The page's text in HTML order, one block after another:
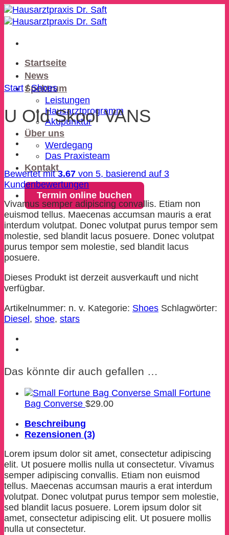
Zum
Inhalt
Startseite
News
Spektrum
Leistungen
Hausarztprogramm
Akupunktur
Über uns
Werdegang
Das Praxisteam
Kontakt
Termin online buchen
Start / Shoes
U Old Skool VANS
Bewertet mit3.67 von 5, basierend auf 3
Kundenbewertungen
Vivamus semper adipiscing convallis. Etiam non
euismod tellus. Maecenas accumsan mauris a erat
interdum volutpat. Donec volutpat purus tempor sem
molestie, sed blandit lacus posuere. Donec volutpat
purus tempor sem molestie, sed blandit lacus
posuere.
Dieses Produkt ist derzeit ausverkauft und nicht
verfügbar.
Artikelnummer: n. v. Kategorie: Shoes Schlagwörter:
Diesel, shoe, stars
Das könnte dir auch gefallen …
Small Fortune
Bag Converse $29.00
Beschreibung
Rezensionen (3)
Lorem ipsum dolor sit amet, consectetur adipiscing
elit. Ut posuere mollis nulla ut consectetur. Vivamus
semper adipiscing convallis. Etiam non euismod
tellus. Maecenas accumsan mauris a erat interdum
volutpat. Donec volutpat purus tempor sem molestie,
sed blandit lacus posuere. Lorem ipsum dolor sit
amet, consectetur adipiscing elit. Ut posuere mollis
nulla ut consectetur.